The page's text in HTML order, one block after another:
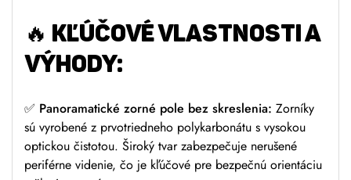
🔥 KĽÚČOVÉ VLASTNOSTI A
VÝHODY:
✅ Panoramatické zorné pole bez skreslenia: Zorníky
sú vyrobené z prvotriedneho polykarbonátu s vysokou
optickou čistotou. Široký tvar zabezpečuje nerušené
periférne videnie, čo je kľúčové pre bezpečnú orientáciu